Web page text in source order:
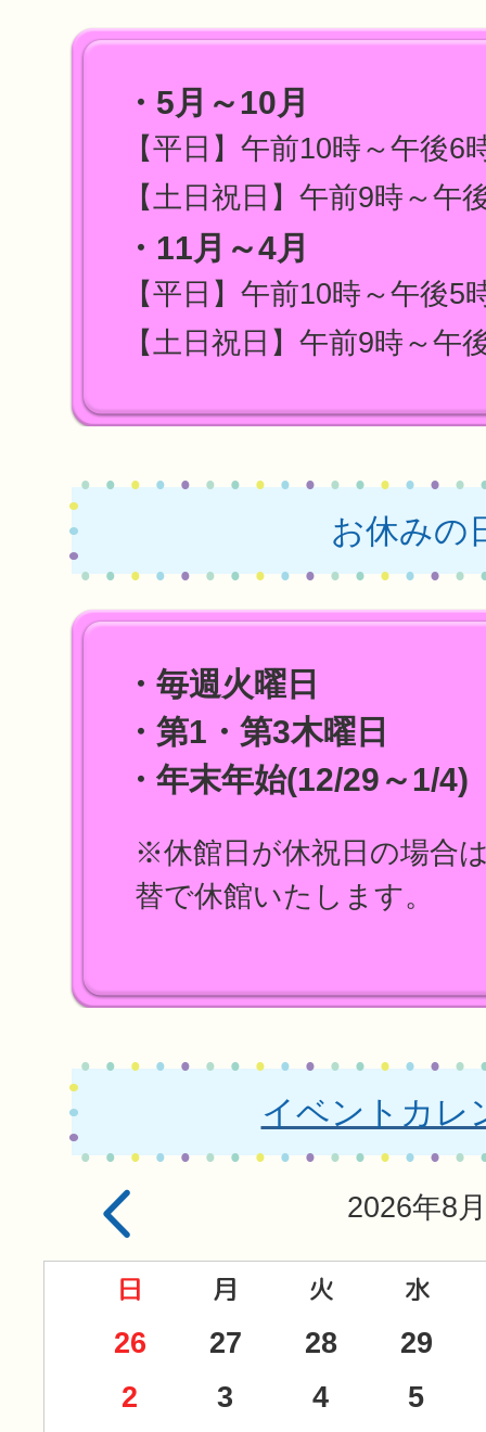
・5月～10月
【平日】午前10時～午後6
【土日祝日】午前9時～午
・11月～4月
【平日】午前10時～午後5
【土日祝日】午前9時～午
お休みの
・毎週火曜日
・第1・第3木曜日
・年末年始(12/29～1/4)
※休館日が休祝日の場合
替で休館いたします。
イベントカレ
2026年8
26 27 28
29
2
3 4
5